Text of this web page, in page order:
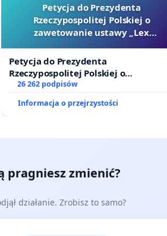
Petycja do Prezydenta
Rzeczypospolitej Polskiej o
zawetowanie ustawy „Lex
Petycja do Prezydenta
Rzeczypospolitej Polskiej o
zawetowanie ustawy „Lex Szarlatan”
26 262 podpisów
Informacja o przejrzystości
pragniesz zmienić?
działanie. Zrobisz to samo?